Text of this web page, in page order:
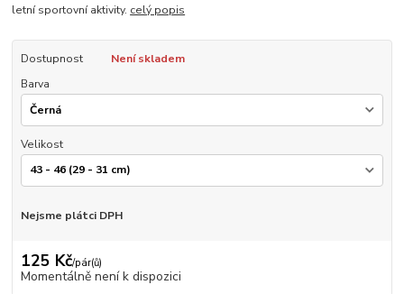
letní sportovní aktivity. celý popis
Dostupnost
Není skladem
Barva
Velikost
Nejsme plátci DPH
125 Kč/pár(ů)
Momentálně není k dispozici